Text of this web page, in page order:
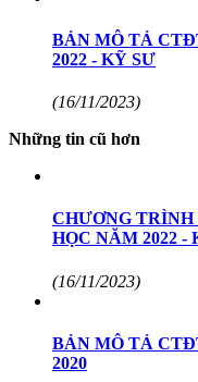
BẢN MÔ TẢ
2022 - KỸ SƯ
(16/11/2023)
Những tin cũ hơn
CHƯƠNG
HỌC NĂM 2022 -
(16/11/2023)
BẢN MÔ TẢ
2020